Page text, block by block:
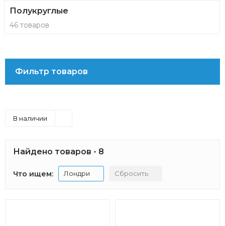
Полукруглые
46 товаров
Фильтр товаров
В наличии
Найдено товаров - 8
Что ищем: Лондри Сбросить